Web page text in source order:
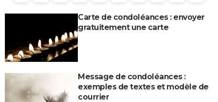
Carte de condoléances : envoyer
gratuitement une carte
Message de condoléances :
exemples de textes et modèle de
courrier